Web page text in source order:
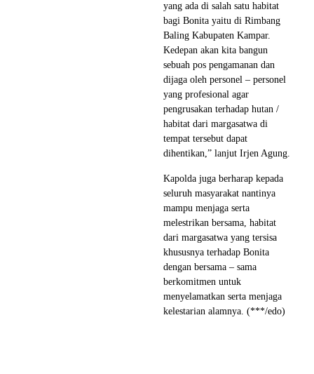
yang ada di salah satu habitat
bagi Bonita yaitu di Rimbang
Baling Kabupaten Kampar.
Kedepan akan kita bangun
sebuah pos pengamanan dan
dijaga oleh personel – personel
yang profesional agar
pengrusakan terhadap hutan /
habitat dari margasatwa di
tempat tersebut dapat
dihentikan,” lanjut Irjen Agung.
Kapolda juga berharap kepada
seluruh masyarakat nantinya
mampu menjaga serta
melestrikan bersama, habitat
dari margasatwa yang tersisa
khususnya terhadap Bonita
dengan bersama – sama
berkomitmen untuk
menyelamatkan serta menjaga
kelestarian alamnya. (***/edo)